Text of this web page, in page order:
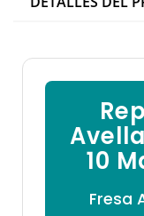
10
Fresa